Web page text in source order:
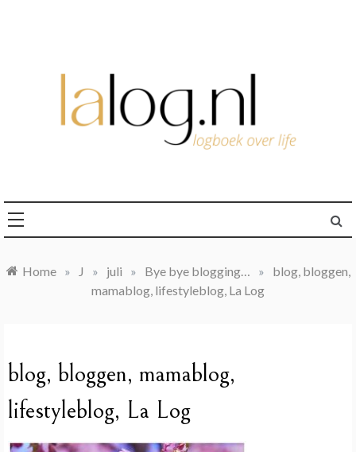
Home » J » juli » Bye bye blogging… »
blog, bloggen,
mamablog, lifestyleblog, La Log
blog, bloggen, mamablog,
lifestyleblog, La Log